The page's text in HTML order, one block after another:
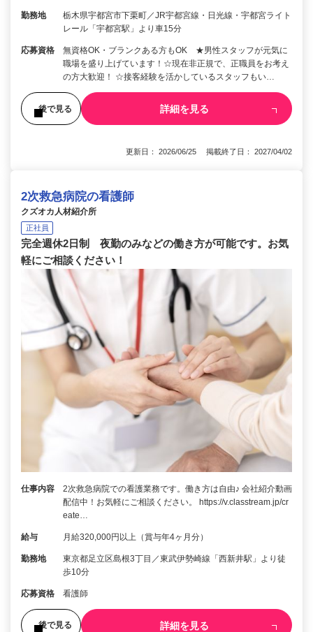
勤務地
栃木県宇都宮市下栗町／JR宇都宮線・日光線・宇都宮ライト
レール「宇都宮駅」より車15分
応募資格
無資格OK・ブランクある方もOK ★男性スタッフが元気に
職場を盛り上げています！☆現在非正規で、正職員をお考え
の方大歓迎！ ☆接客経験を活かしているスタッフもい…
後で見る 詳細を見る
更新日： 2026/06/25 掲載終了日： 2027/04/02
2次救急病院の看護師
クズオカ人材紹介所
正社員
完全週休2日制 夜勤のみなどの働き方が可能です。お気
軽にご相談ください！
仕事内容
2次救急病院での看護業務です。働き方は自由♪ 会社紹介動画
配信中！お気軽にご相談ください。 https://v.classtream.jp/cr
eate…
給与 月給320,000円以上（賞与年4ヶ月分）
勤務地
東京都足立区島根3丁目／東武伊勢崎線「西新井駅」より徒
歩10分
応募資格 看護師
後で見る 詳細を見る